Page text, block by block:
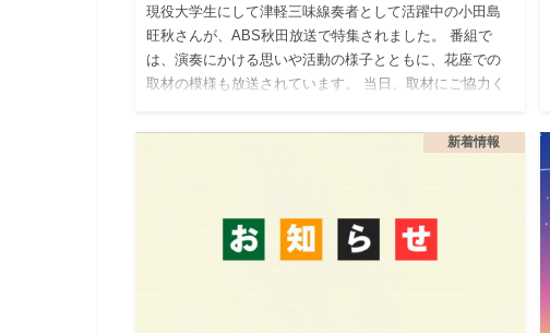
現役大学生にして津軽三味線奏者として活躍中の小田島
旺秋さんが、ABS秋田放送で特集されました。 番組で
は、演奏にかける思いや活動の様子とともに、花座での
取材の模様も放送されています。 当日、取材にご協力く
新着情報